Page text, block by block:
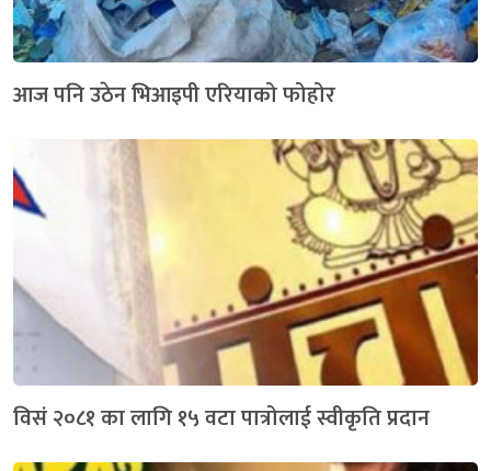
आज पनि उठेन भिआइपी एरियाको फोहोर
विसं २०८१ का लागि १५ वटा पात्रोलाई स्वीकृति प्रदान